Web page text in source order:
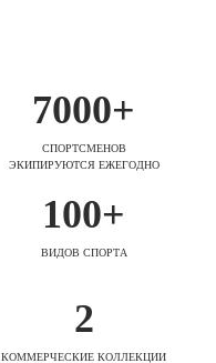
7000+
СПОРТСМЕНОВ
ЭКИПИРУЮТСЯ ЕЖЕГОДНО
100+
ВИДОВ СПОРТА
2
КОММЕРЧЕСКИЕ КОЛЛЕКЦИИ